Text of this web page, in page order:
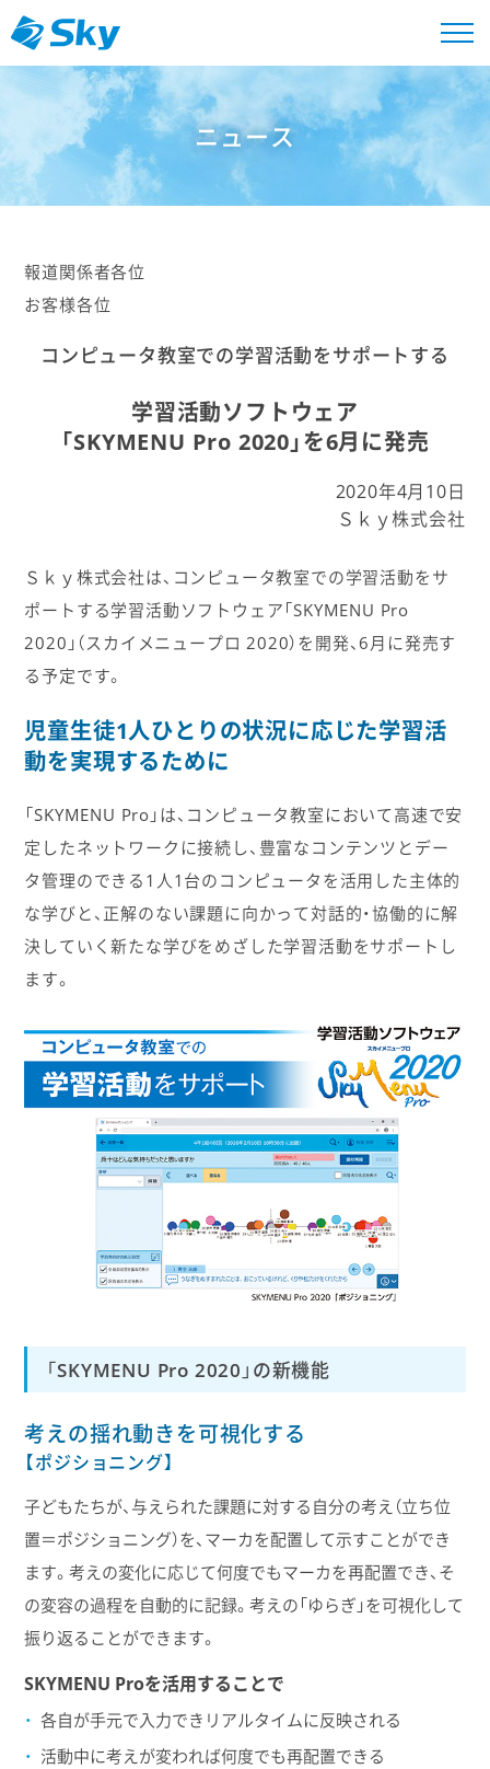
ニュース
報道関係者各位
お客様各位
コンピュータ教室での学習活動をサポートする
学習活動ソフトウェア
「SKYMENU Pro 2020」を6月に発売
2020年4月10日
Ｓｋｙ株式会社
Ｓｋｙ株式会社は、コンピュータ教室での学習活動をサ
ポートする学習活動ソフトウェア「SKYMENU Pro
2020」（スカイメニュープロ 2020）を開発、6月に発売す
る予定です。
児童生徒1人ひとりの状況に応じた学習活
動を実現するために
「SKYMENU Pro」は、コンピュータ教室において高速で安
定したネットワークに接続し、豊富なコンテンツとデー
タ管理のできる1人1台のコンピュータを活用した主体的
な学びと、正解のない課題に向かって対話的・協働的に解
決していく新たな学びをめざした学習活動をサポートし
ます。
「SKYMENU Pro 2020」の新機能
考えの揺れ動きを可視化する
【ポジショニング】
子どもたちが、与えられた課題に対する自分の考え（立ち位
置＝ポジショニング）を、マーカを配置して示すことができ
ます。考えの変化に応じて何度でもマーカを再配置でき、そ
の変容の過程を自動的に記録。考えの「ゆらぎ」を可視化して
振り返ることができます。
SKYMENU Proを活用することで
各自が手元で入力できリアルタイムに反映される
活動中に考えが変われば何度でも再配置できる